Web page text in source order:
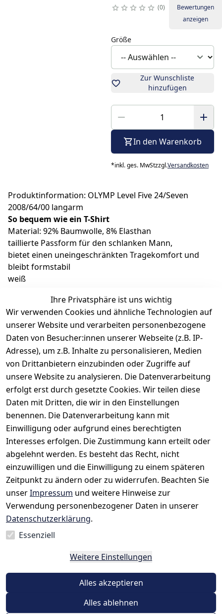
0
Bewertungen
anzeigen
Größe
Zur Wunschliste
hinzufügen
In den Warenkorb
*inkl. ges. MwStzzgl.Versandkosten
Produktinformation: OLYMP Level Five 24/Seven
2008/64/00 langarm
So bequem wie ein T-Shirt
Material: 92% Baumwolle, 8% Elasthan
taillierte Passform für den schlanken Mann,
bietet einen uneingeschränkten Tragekomfort und
bleibt formstabil
weiß
ohne Brusttasche
Abnäher im Rücken
formbeständig
Ihre Privatsphäre ist uns wichtig
Wir verwenden Cookies und ähnliche Technologien auf
unserer Website und verarbeiten personenbezogene
Daten von Besucher:innen unserer Webseite (z.B. IP-
Adresse), um z.B. Inhalte zu personalisieren, Medien
von Drittanbietern einzubinden oder Zugriffe auf
unsere Website zu analysieren. Die Datenverarbeitung
erfolgt erst durch gesetzte Cookies. Wir teilen diese
Daten mit Dritten, die wir in den Einstellungen
benennen. Die Datenverarbeitung kann mit
Einwilligung oder aufgrund eines berechtigten
Interesses erfolgen. Die Zustimmung kann erteilt oder
abgelehnt werden. Es besteht das Recht, nicht
einzuwilligen und die Einwilligung zu einem späteren
Zeitpunkt zu ändern oder zu widerrufen. Beachten Sie
unserImpressum und weitere Hinweise zur
Verwendung personenbezogener Daten in unserer
Datenschutzerklärung.
Essenziell
Weitere Einstellungen
Alles akzeptieren
Alles ablehnen
Rechtliches
AGB
Impressum
Datenschutze
rklärung
Widerrufsrec
ht
Kontakt
Kontakt
Registrieren